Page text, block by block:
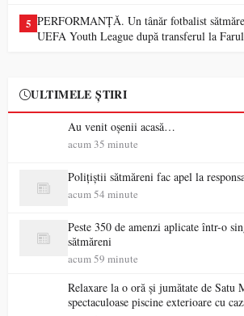
5 PERFORMANȚĂ. Un tânăr fotbalist
UEFA Youth League după transferul la
ULTIMELE ȘTIRI
Au venit oșenii acasă…
acum 35 minute
acum 54 minute
Peste 350 de amenzi aplicate într-o
sătmăreni
acum 59 minute
Relaxare la o oră și jumătate de Satu
spectaculoase piscine exterioare cu